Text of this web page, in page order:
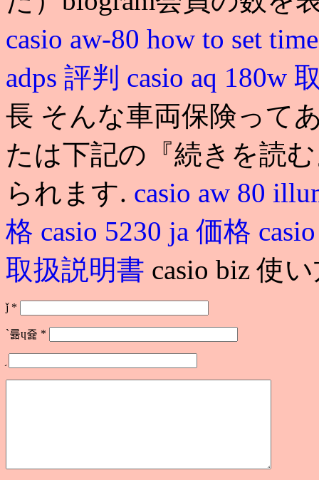
casio aw-80 how to set
adps 評判 casio aq 180w
長 そんな車両保険って
たは下記の『続きを読
られます. casio aw 80
格 casio 5230 ja 価格
取扱説明書 casio biz 使
ǰ *
`륢ɥ쥹 *